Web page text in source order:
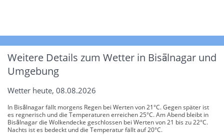
Weitere Details zum Wetter in Bisālnagar und
Umgebung
Wetter heute, 08.08.2026
In Bisālnagar fällt morgens Regen bei Werten von 21°C. Gegen später ist
es regnerisch und die Temperaturen erreichen 25°C. Am Abend bleibt in
Bisālnagar die Wolkendecke geschlossen bei Werten von 21 bis zu 22°C.
Nachts ist es bedeckt und die Temperatur fällt auf 20°C.